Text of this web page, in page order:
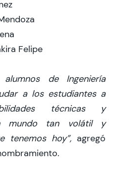
Felipe
de Ingeniería
a los estudiantes a
técnicas y
mundo tan volátil y
tenemos hoy”,agregó